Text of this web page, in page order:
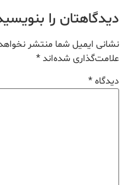
دیدگاهتان را
نشانی ایمیل شما منتشر
علامت‌گذاری شده‌اند*
دیدگاه*